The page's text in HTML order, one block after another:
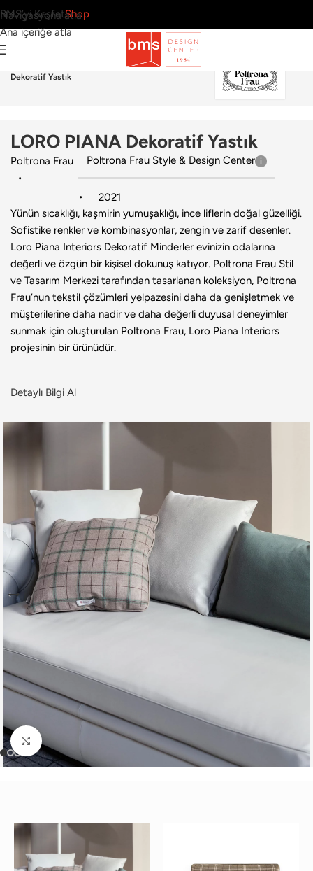
Navigasyona atla
Ana içeriğe atla
BMS’yi KeşfetShop
Poltrona Frau›LORO PIANA
Dekoratif Yastık
LORO PIANA Dekoratif Yastık
Poltrona Frau Poltrona Frau Style & Design Center
2021
Yünün sıcaklığı, kaşmirin yumuşaklığı, ince liflerin doğal güzelliği.
Sofistike renkler ve kombinasyonlar, zengin ve zarif desenler.
Loro Piana Interiors Dekoratif Minderler evinizin odalarına
değerli ve özgün bir kişisel dokunuş katıyor. Poltrona Frau Stil
ve Tasarım Merkezi tarafından tasarlanan koleksiyon, Poltrona
Frau’nun tekstil çözümleri yelpazesini daha da genişletmek ve
müşterilerine daha nadir ve daha değerli duyusal deneyimler
sunmak için oluşturulan Poltrona Frau, Loro Piana Interiors
projesinin bir ürünüdür.
Detaylı Bilgi Al
Büyütmek için tıklayın